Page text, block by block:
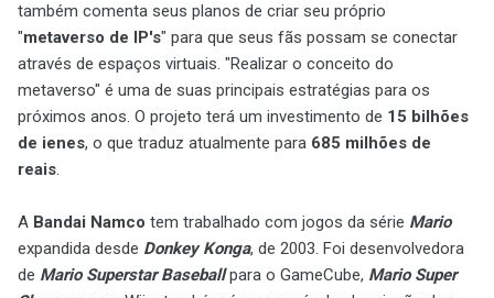
também comenta seus planos de criar seu próprio
"metaverso de IP's" para que seus fãs possam se conectar
através de espaços virtuais. "Realizar o conceito do
metaverso" é uma de suas principais estratégias para os
próximos anos. O projeto terá um investimento de 15 bilhões
de ienes, o que traduz atualmente para 685 milhões de
reais.
A Bandai Namco tem trabalhado com jogos da série Mario
expandida desde Donkey Konga, de 2003. Foi desenvolvedora
de Mario Superstar Baseballpara o GameCube, Mario Super